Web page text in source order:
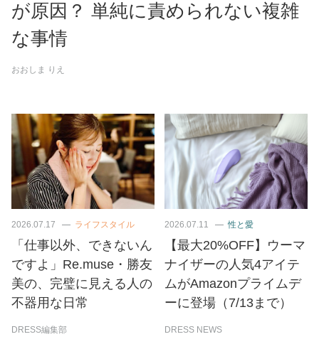
が原因？ 単純に責められない複雑
な事情
おおしま りえ
2026.07.17 ライフスタイル
「仕事以外、できないん
ですよ」Re.muse・勝友
美の、完璧に見える人の
不器用な日常
DRESS編集部
2026.07.11 性と愛
【最大20%OFF】ウーマ
ナイザーの人気4アイテ
ムがAmazonプライムデ
ーに登場（7/13まで）
DRESS NEWS